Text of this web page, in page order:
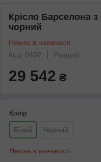
Крісло Барселона
чорний
Немає в наявності
Код: 0402
Роздріб
29 542 ₴
Колір
Білий Чорний
Немає в наявності